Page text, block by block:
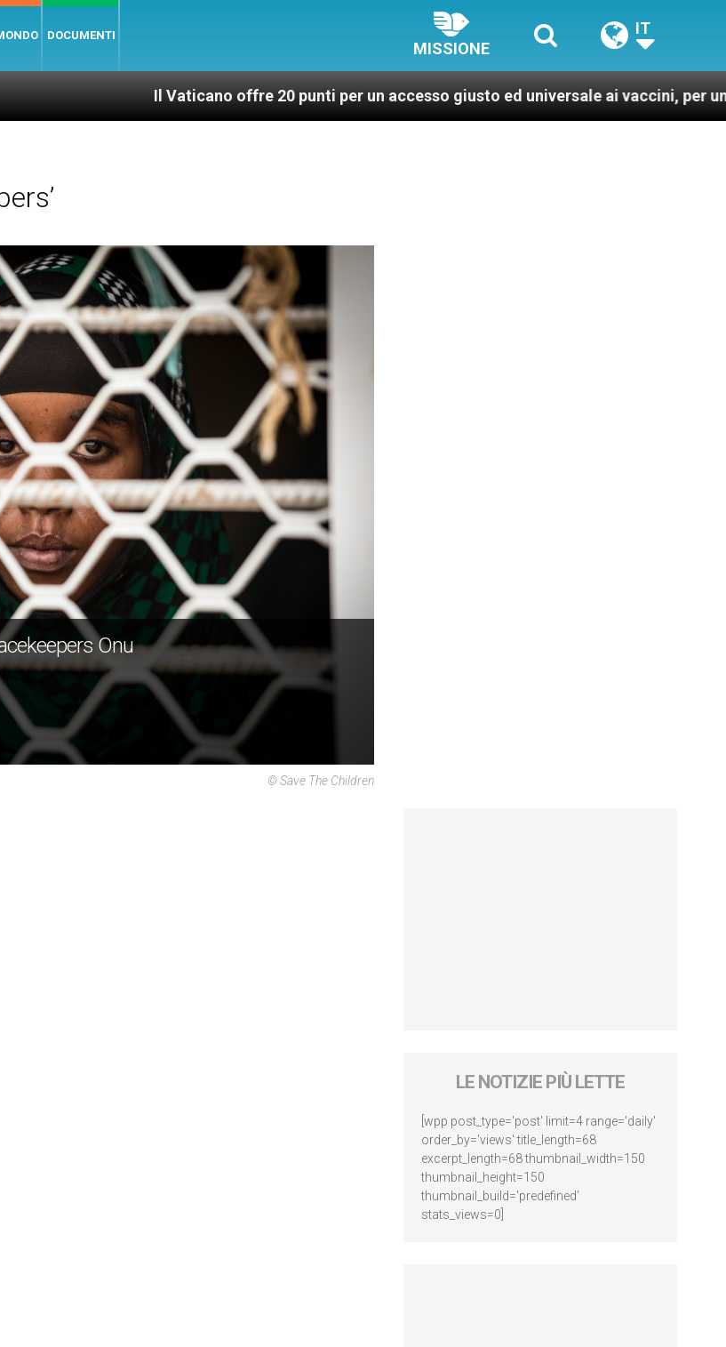
DOCUMENTI
MISSIONE
IT
Il Vaticano offre 20 punti per un accesso giusto ed universale ai vaccini, per un mondo più
Onu
© Save The Children
LE NOTIZIE PIÙ LETTE
[wpp post_type='post' limit=4 range='daily'
order_by='views' title_length=68
excerpt_length=68 thumbnail_width=150
thumbnail_height=150
thumbnail_build='predefined'
stats_views=0]